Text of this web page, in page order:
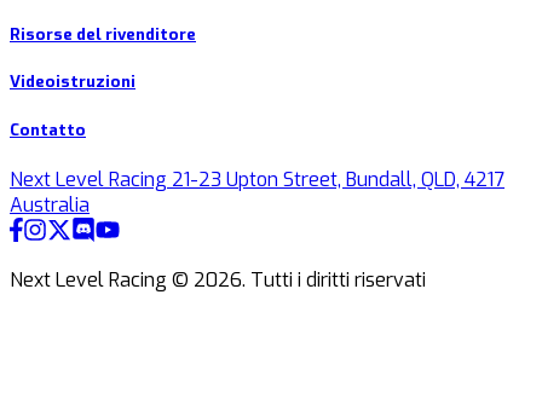
Risorse del rivenditore
Videoistruzioni
Contatto
Next Level Racing 21-23 Upton Street, Bundall, QLD, 4217
Australia
Next Level Racing © 2026. Tutti i diritti riservati